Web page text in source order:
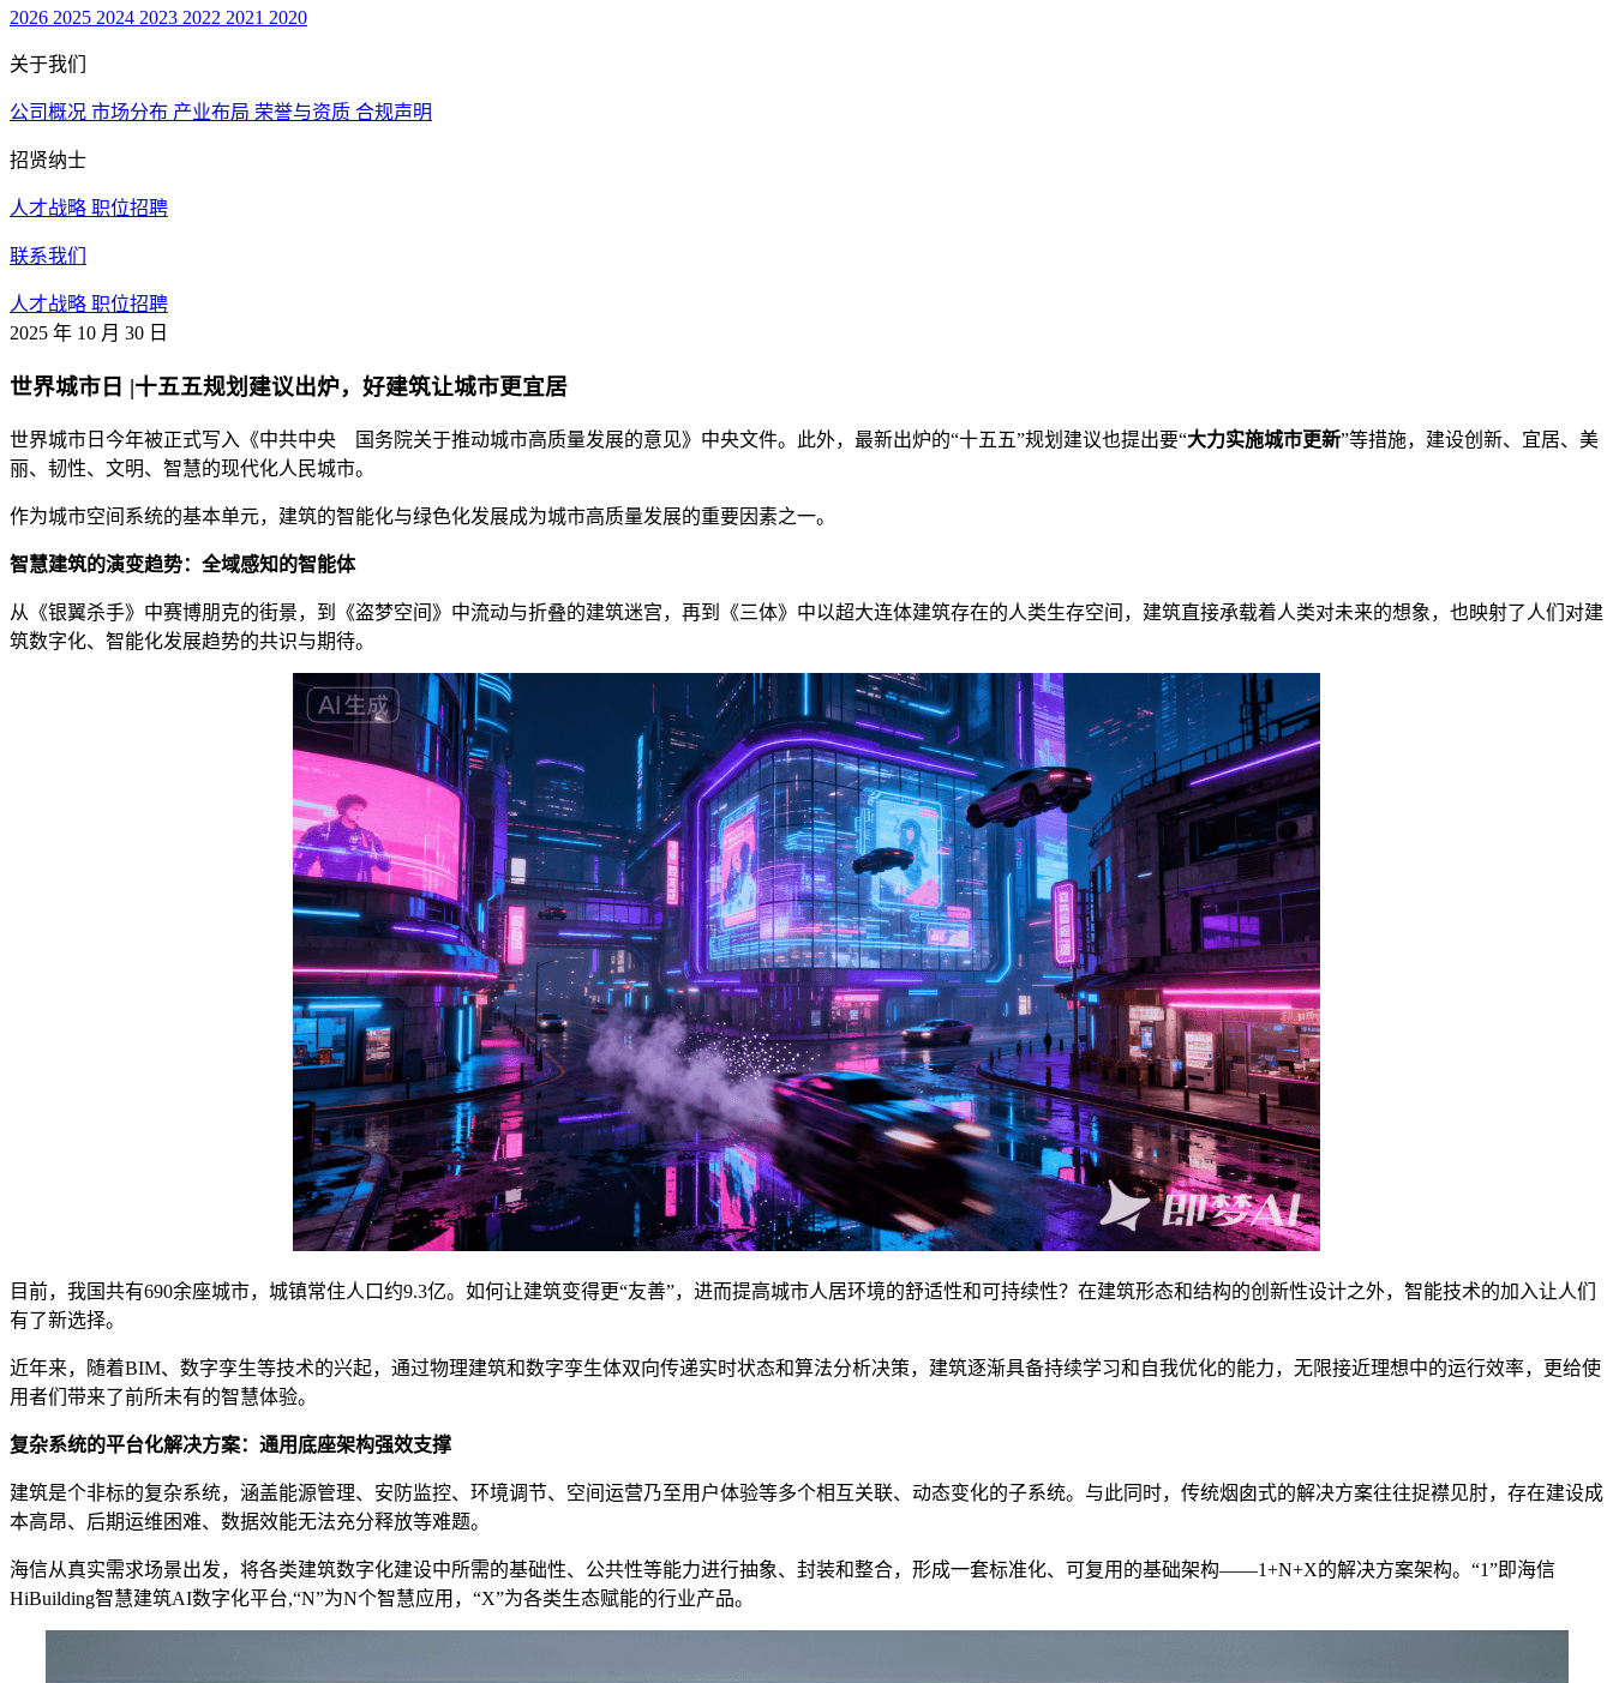
2026 2025 2024 2023 2022 2021 2020
关于我们
公司概况 市场分布 产业布局 荣誉与资质 合规声明
招贤纳士
人才战略 职位招聘
联系我们
人才战略 职位招聘
2025 年 10 月 30 日
世界城市日 |十五五规划建议出炉，好建筑让城市更宜居
世界城市日今年被正式写入《中共中央 国务院关于推动城市高质量发展的意见》中央文件。此外，最新出炉的“十五五”规划建议也提出要“大力实施城市更新”等措施，建设创新、宜居、美
丽、韧性、文明、智慧的现代化人民城市。
作为城市空间系统的基本单元，建筑的智能化与绿色化发展成为城市高质量发展的重要因素之一。
智慧建筑的演变趋势：全域感知的智能体
从《银翼杀手》中赛博朋克的街景，到《盗梦空间》中流动与折叠的建筑迷宫，再到《三体》中以超大连体建筑存在的人类生存空间，建筑直接承载着人类对未来的想象，也映射了人们对建
筑数字化、智能化发展趋势的共识与期待。
目前，我国共有690余座城市，城镇常住人口约9.3亿。如何让建筑变得更“友善”，进而提高城市人居环境的舒适性和可持续性？在建筑形态和结构的创新性设计之外，智能技术的加入让人们
有了新选择。
近年来，随着BIM、数字孪生等技术的兴起，通过物理建筑和数字孪生体双向传递实时状态和算法分析决策，建筑逐渐具备持续学习和自我优化的能力，无限接近理想中的运行效率，更给使
用者们带来了前所未有的智慧体验。
复杂系统的平台化解决方案：通用底座架构强效支撑
建筑是个非标的复杂系统，涵盖能源管理、安防监控、环境调节、空间运营乃至用户体验等多个相互关联、动态变化的子系统。与此同时，传统烟囱式的解决方案往往捉襟见肘，存在建设成
本高昂、后期运维困难、数据效能无法充分释放等难题。
海信从真实需求场景出发，将各类建筑数字化建设中所需的基础性、公共性等能力进行抽象、封装和整合，形成一套标准化、可复用的基础架构——1+N+X的解决方案架构。“1”即海信
HiBuilding智慧建筑AI数字化平台,“N”为N个智慧应用，“X”为各类生态赋能的行业产品。